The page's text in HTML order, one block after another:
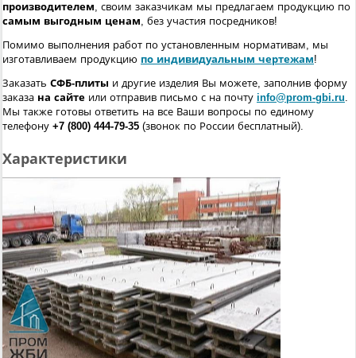
производителем, своим заказчикам мы предлагаем продукцию по
самым выгодным ценам, без участия посредников!
Помимо выполнения работ по установленным нормативам, мы
изготавливаем продукцию по индивидуальным чертежам!
Заказать СФБ-плиты и другие изделия Вы можете, заполнив форму
заказа на сайте или отправив письмо с на почту info@prom-gbi.ru.
Мы также готовы ответить на все Ваши вопросы по единому
телефону +7 (800) 444-79-35 (звонок по России бесплатный).
Характеристики